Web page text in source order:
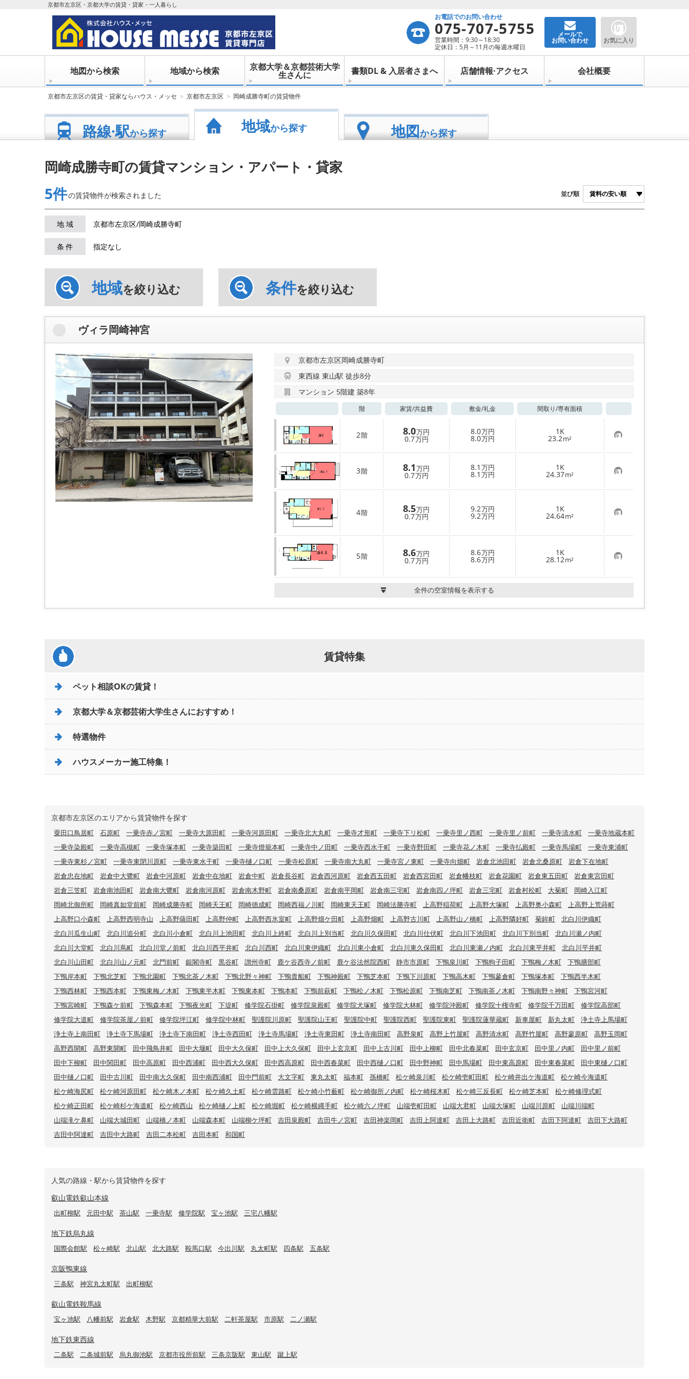
京都市左京区・京都大学の賃貸・貸家・一人暮らし
お電話でのお問い合わせ
075-707-5755
営業時間：9:30～18:30
定休日：5月～11月の毎週水曜日
メールで
お問い合わせ お気に入り
地図から検索 地域から検索 京都大学＆京都芸術大学
生さんに 書類DL & 入居者さまへ 店舗情報·アクセス 会社概要
京都市左京区の賃貸・貸家ならハウス・メッセ 京都市左京区 岡崎成勝寺町の賃貸物件
路線·駅から探す 地域から探す 地図から探す
岡崎成勝寺町の賃貸マンション・アパート・貸家
5件の賃貸物件が検索されました 並び順
地 域 京都市左京区/岡崎成勝寺町
条 件 指定なし
地域を絞り込む 条件を絞り込む
ヴィラ岡崎神宮
京都市左京区岡崎成勝寺町
東西線 東山駅 徒歩8分
マンション 5階建 築8年
階 家賃/共益費 敷金/礼金 間取り/専有面積
2階 8.0万円
0.7万円
8.0万円
8.0万円
1K
23.2m² お
気
に
入
り
登
録
3階 8.1万円
0.7万円
8.1 万円
8.1 万円
1K
24.37m² お
気
に
入
り
登
録
4階 8.5万円
0.7万円
9.2万円
9.2万円
1K
24.64m² お
気
に
入
り
登
録
5階 8.6万円
0.7万円
8.6万円
8.6万円
1K
28.12m² お
気
に
入
全件の空室情報を表示する
賃貸特集
ペット相談OKの賃貸！
京都大学＆京都芸術大学生さんにおすすめ！
特選物件
ハウスメーカー施工特集！
京都市左京区のエリアから賃貸物件を探す
粟田口鳥居町 石原町 一乗寺赤ノ宮町 一乗寺大原田町 一乗寺河原田町 一乗寺北大丸町 一乗寺才形町 一乗寺下リ松町 一乗寺里ノ西町 一乗寺里ノ前町 一乗寺清水町
一乗寺地蔵本町
一乗寺染殿町
一乗寺高槻町 一乗寺塚本町 一乗寺築田町 一乗寺燈籠本町 一乗寺中ノ田町 一乗寺西水干町 一乗寺野田町 一乗寺花ノ木町 一乗寺払殿町 一乗寺馬場町
一乗寺東浦町
一乗寺東杉ノ宮町
一乗寺東閉川原町 一乗寺東水干町 一乗寺樋ノ口町 一乗寺松原町 一乗寺南大丸町 一乗寺宮ノ東町 一乗寺向畑町 岩倉北池田町 岩倉北桑原町
岩倉下在地町
岩倉忠在地町
岩倉中大鷺町 岩倉中河原町 岩倉中在地町 岩倉中町 岩倉長谷町 岩倉西河原町 岩倉西五田町 岩倉西宮田町 岩倉幡枝町 岩倉花園町 岩倉東五田町
岩倉東宮田町
岩倉三笠町
岩倉南池田町 岩倉南大鷺町 岩倉南河原町 岩倉南木野町 岩倉南桑原町 岩倉南平岡町 岩倉南三宅町 岩倉南四ノ坪町 岩倉三宅町 岩倉村松町 大菊町
岡崎入江町
岡崎北御所町
岡崎真如堂前町 岡崎成勝寺町 岡崎天王町 岡崎徳成町 岡崎西福ノ川町 岡崎東天王町 岡崎法勝寺町 上高野稲荷町 上高野大塚町 上高野奥小森町
上高野上荒蒔町
上高野口小森町
上高野西明寺山 上高野薩田町 上高野仲町 上高野西氷室町 上高野畑ケ田町 上高野畑町 上高野古川町 上高野山ノ橋町 上高野隣好町 菊鉾町
北白川伊織町
北白川瓜生山町
北白川追分町 北白川小倉町 北白川上池田町 北白川上終町 北白川上別当町 北白川久保田町 北白川仕伏町 北白川下池田町 北白川下別当町
北白川瀬ノ内町
北白川大堂町
北白川蔦町 北白川堂ノ前町 北白川西平井町 北白川西町 北白川東伊織町 北白川東小倉町 北白川東久保田町 北白川東瀬ノ内町 北白川東平井町
北白川平井町
北白川山田町
北白川山ノ元町 北門前町 銀閣寺町 黒谷町 讃州寺町 鹿ケ谷西寺ノ前町 鹿ケ谷法然院西町 静市市原町 下鴨泉川町 下鴨狗子田町 下鴨梅ノ木町
下鴨膳部町
下鴨岸本町
下鴨北芝町 下鴨北園町 下鴨北茶ノ木町 下鴨北野々神町 下鴨貴船町 下鴨神殿町 下鴨芝本町 下鴨下川原町 下鴨高木町 下鴨蓼倉町 下鴨塚本町
下鴨西半木町
下鴨西林町
下鴨西本町 下鴨東梅ノ木町 下鴨東半木町 下鴨東本町 下鴨本町 下鴨前萩町 下鴨松ノ木町 下鴨松原町 下鴨南芝町 下鴨南茶ノ木町 下鴨南野々神町
下鴨宮河町
下鴨宮崎町
下鴨森ケ前町 下鴨森本町 下鴨夜光町 下堤町 修学院石掛町 修学院泉殿町 修学院犬塚町 修学院大林町 修学院沖殿町 修学院十権寺町 修学院千万田町
修学院高部町
修学院大道町
修学院茶屋ノ前町 修学院坪江町 修学院中林町 聖護院川原町 聖護院山王町 聖護院中町 聖護院西町 聖護院東町 聖護院蓮華蔵町 新車屋町 新丸太町
浄土寺上馬場町
浄土寺上南田町
浄土寺下馬場町 浄土寺下南田町 浄土寺西田町 浄土寺馬場町 浄土寺東田町 浄土寺南田町 高野泉町 高野上竹屋町 高野清水町 高野竹屋町 高野蓼原町
高野玉岡町
高野西開町
高野東開町 田中飛鳥井町 田中大堰町 田中大久保町 田中上大久保町 田中上玄京町 田中上古川町 田中上柳町 田中北春菜町 田中玄京町 田中里ノ内町
田中里ノ前町
田中下柳町
田中関田町 田中高原町 田中西浦町 田中西大久保町 田中西高原町 田中西春菜町 田中西樋ノ口町 田中野神町 田中馬場町 田中東高原町 田中東春菜町
田中東樋ノ口町
田中樋ノ口町
田中古川町 田中南大久保町 田中南西浦町 田中門前町 大文字町 東丸太町 福本町 孫橋町 松ケ崎泉川町 松ケ崎壱町田町 松ケ崎井出ケ海道町
松ケ崎今海道町
松ケ崎海尻町
松ケ崎河原田町 松ケ崎木ノ本町 松ケ崎久土町 松ケ崎雲路町 松ケ崎小竹薮町 松ケ崎御所ノ内町 松ケ崎桜木町 松ケ崎三反長町 松ケ崎芝本町
松ケ崎修理式町
松ケ崎正田町
松ケ崎杉ケ海道町 松ケ崎西山 松ケ崎樋ノ上町 松ケ崎堀町 松ケ崎横縄手町 松ケ崎六ノ坪町 山端壱町田町 山端大君町 山端大塚町 山端川原町
山端川端町
山端滝ケ鼻町
山端大城田町 山端橋ノ本町 山端森本町 山端柳ケ坪町 吉田泉殿町 吉田牛ノ宮町 吉田神楽岡町 吉田上阿達町 吉田上大路町 吉田近衛町 吉田下阿達町
吉田下大路町
吉田中阿達町
吉田中大路町 吉田二本松町 吉田本町 和国町
人気の路線・駅から賃貸物件を探す
叡山電鉄叡山本線
出町柳駅 元田中駅 茶山駅 一乗寺駅 修学院駅 宝ヶ池駅 三宅八幡駅
地下鉄烏丸線
国際会館駅 松ヶ崎駅 北山駅 北大路駅 鞍馬口駅 今出川駅 丸太町駅 四条駅 五条駅
京阪鴨東線
三条駅 神宮丸太町駅 出町柳駅
叡山電鉄鞍馬線
宝ヶ池駅 八幡前駅 岩倉駅 木野駅 京都精華大前駅 二軒茶屋駅 市原駅 二ノ瀬駅
地下鉄東西線
二条駅 二条城前駅 烏丸御池駅 京都市役所前駅 三条京阪駅 東山駅 蹴上駅